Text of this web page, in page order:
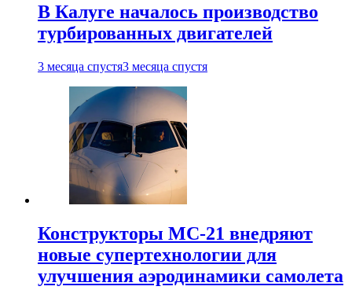
В Калуге началось производство
турбированных двигателей
3 месяца спустя3 месяца спустя
Конструкторы МС-21 внедряют
новые супертехнологии для
улучшения аэродинамики самолета